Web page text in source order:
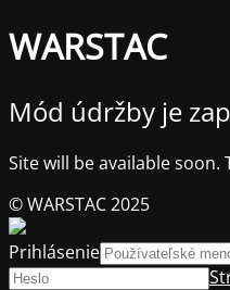
WARSTAC
Mód údržby je
Site will be available
© WARSTAC 2025
Prihlásenie